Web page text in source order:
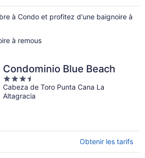
à Condo et profitez d'une baignoire à
à remous
Condominio Blue Beach
3.5
out
of
Cabeza de Toro Punta Cana La
Altagracia
Obtenir les tarifs